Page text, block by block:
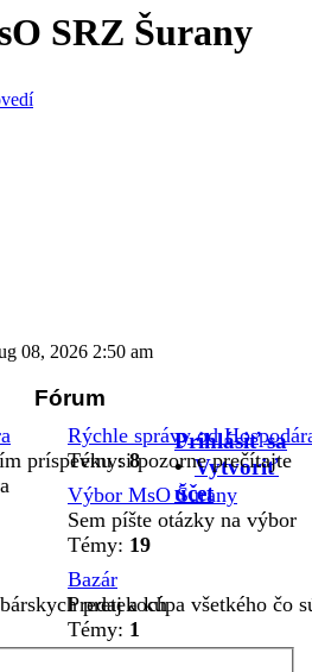
SRZ Šurany
08, 2026 2:50 am
Fórum
príspevku si pozorne prečítajte
Rýchle správy od
Témy:8
Výbor MsO Šurany
Sem píšte otázky na výbor
Témy: 19
pretekoch
Bazár
Predaj a kúpa všetkého čo
Témy: 1
Prihlásiť sa
•Vytvoriť
účet